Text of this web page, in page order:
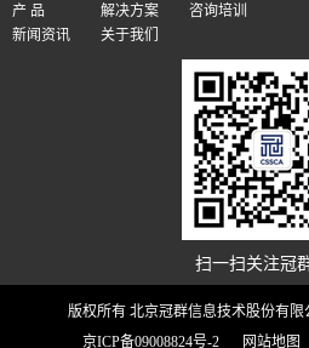
产 品 解决方案
咨询培训
新闻资讯
关于我们
扫一扫关注冠
版权所有 北京冠群信息技术股份有限
京ICP备09008824号-2
网站地图